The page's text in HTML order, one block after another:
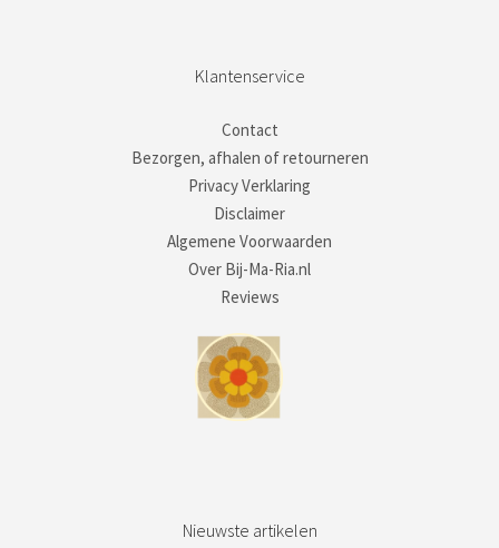
Klantenservice
Contact
Bezorgen, afhalen of retourneren
Privacy Verklaring
Disclaimer
Algemene Voorwaarden
Over Bij-Ma-Ria.nl
Reviews
Nieuwste artikelen